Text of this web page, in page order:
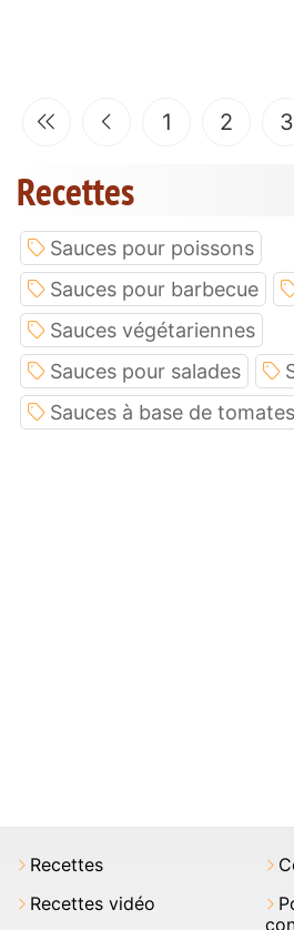
1 2 3
Recettes
Sauces pour poissons
Sauces pour barbecue
Sauces végétariennes
Sauces pour salades
Sauces à base de tomates
Recettes
Recettes vidéo